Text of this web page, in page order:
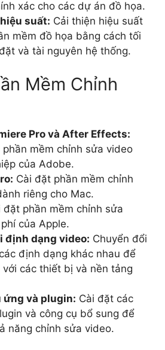
xác cho các dự án đồ họa.
suất: Cải thiện hiệu suất
mềm đồ họa bằng cách tối
và tài nguyên hệ thống.
Mềm Chỉnh
Pro và After Effects:
phần mềm chỉnh sửa video
của Adobe.
Cài đặt phần mềm chỉnh
riêng cho Mac.
đặt phần mềm chỉnh sửa
của Apple.
định dạng video: Chuyển đổi
định dạng khác nhau để
các thiết bị và nền tảng
ứng và plugin: Cài đặt các
và công cụ bổ sung để
năng chỉnh sửa video.